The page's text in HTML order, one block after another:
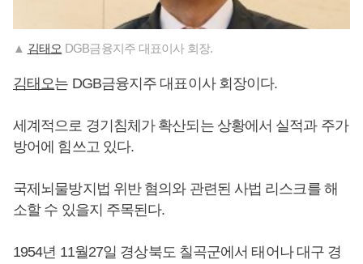
▲ 김태오 DGB금융지주 대표이사 회장.
김태오는 DGB금융지주 대표이사 회장이다.
세계적으로 경기침체가 확산되는 상황에서 실적과 주가
방어에 힘쓰고 있다.
국제뇌물방지법 위반 혐의와 관련된 사법 리스크를 해
소할 수 있을지 주목된다.
1954년 11월27일 경상북도 칠곡군에서 태어나 대구 경